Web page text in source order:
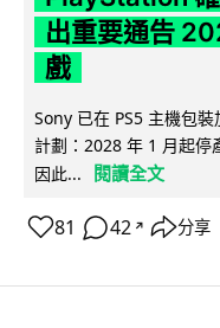
出重要通告
戲
Sony 已在 PS5 主機包
計劃：2028 年 1 月起停
因此...
閱讀全文
81 42 ↗ 分享